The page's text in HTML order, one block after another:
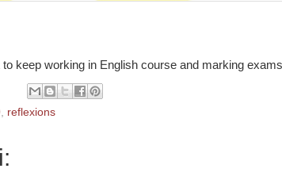
keep working in English course and marking
, reflexions